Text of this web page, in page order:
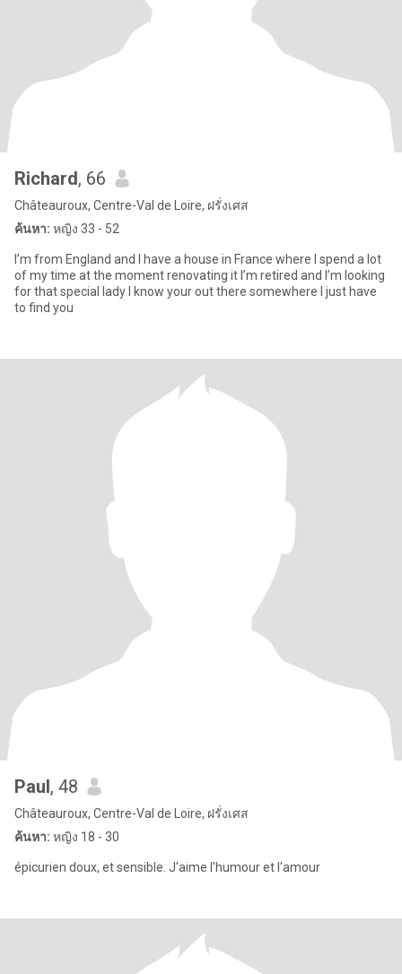
Richard, 66
Châteauroux, Centre-Val de Loire, ฝรั่งเศส
ค้นหา: หญิง 33 - 52
I’m from England and I have a house in France where I spend a lot
of my time at the moment renovating it I’m retired and I’m looking
for that special lady I know your out there somewhere I just have
to find you
Paul, 48
Châteauroux, Centre-Val de Loire, ฝรั่งเศส
ค้นหา: หญิง 18 - 30
épicurien doux, et sensible. J'aime l'humour et l'amour